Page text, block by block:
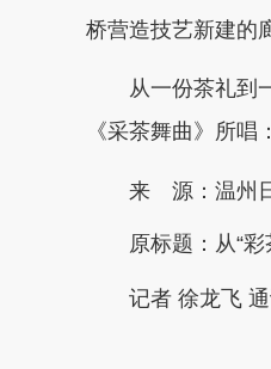
桥营造技艺新建的
从一份茶礼到一
《采茶舞曲》所唱
来 源：温州
原标题： 从“
记者 徐龙飞